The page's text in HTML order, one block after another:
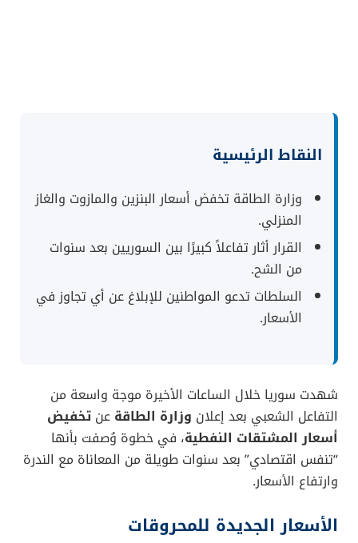
النقاط الرئيسية
وزارة الطاقة تخفض أسعار البنزين والمازوت والغاز
المنزلي.
القرار أثار تفاعلاً كبيرًا بين السوريين بعد سنوات
من الشح.
السلطات تدعو المواطنين للإبلاغ عن أي تجاوز في
الأسعار.
شهدت سوريا خلال الساعات الأخيرة موجة واسعة من
التفاعل الشعبي بعد إعلان وزارة الطاقة عن تخفيض
أسعار المشتقات النفطية، في خطوة وُصفت بأنها
“تنفس اقتصادي” بعد سنوات طويلة من المعاناة مع الندرة
وارتفاع الأسعار.
الأسعار الجديدة للمحروقات